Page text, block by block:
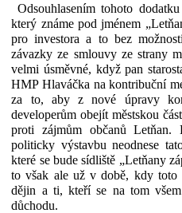
Odsouhlasením tohoto
který známe pod jménem
pro investora a to bez
závazky ze smlouvy ze strany
velmi úsměvné, když pan
HMP Hlaváčka na kontribuční
za to, aby z nové úpravy
developerům obejít městskou
proti zájmům občanů Letňan.
politicky výstavbu neodnese
které se bude sídliště „Letňany
to však ale už v době, kdy toto
dějin a ti, kteří se na tom
důchodu.